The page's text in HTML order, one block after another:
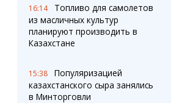
16:14
Топливо для самолетов
из масличных культур
планируют производить в
Казахстане
15:38
Популяризацией
казахстанского сыра занялись
в Минторговли